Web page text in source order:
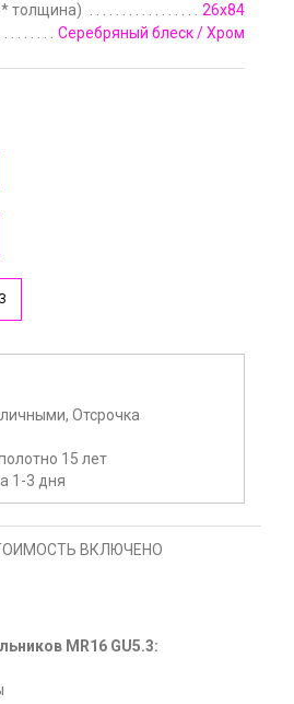
толщина)
26x84
Серебряный блеск / Хром
Отсрочка
15 лет
1-3 дня
ВКЛЮЧЕНО
MR16 GU5.3: